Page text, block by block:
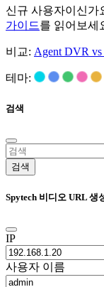
신규 사용자이신가
가이드를 읽어보세
비교: Agent DVR
테마:
검색
검색
Spytech 비디오 URL 생
IP
사용자 이름